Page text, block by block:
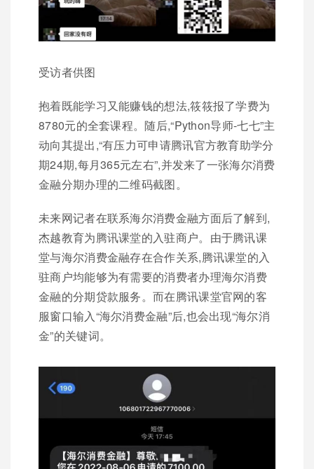
受访者供图
抱着既能学习又能赚钱的想法,筱筱报了学费为
8780元的全套课程。随后,“Python导师-七七”主
动向其提出,“有压力可申请腾讯官方教育助学分
期24期,每月365元左右”,并发来了一张海尔消费
金融分期办理的二维码截图。
未来网记者在联系海尔消费金融方面后了解到,
杰越教育为腾讯课堂的入驻商户。由于腾讯课
堂与海尔消费金融存在合作关系,腾讯课堂的入
驻商户均能够为有需要的消费者办理海尔消费
金融的分期贷款服务。而在腾讯课堂官网的客
服窗口输入“海尔消费金融”后,也会出现“海尔消
金”的关键词。